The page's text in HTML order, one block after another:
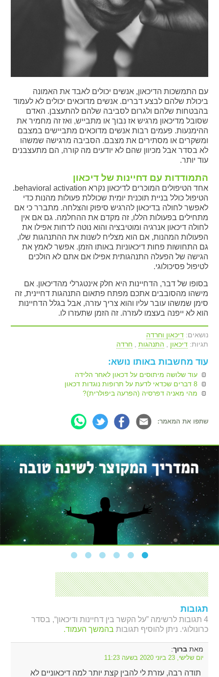
עם התמשכות הדיכאון, אנשים יכולים לאבד את האמונה
ביכולת שלהם לבצע דברים. אנשים מדוכאים יכולים לא לעמוד
בהבטחות שלהם ולגרום לסביבה שלהם להתעצבן. האדם
שסובל מדיכאון מרגיש אז נבוך או מתבייש, ואז זה מחמיר את
ההימנעות. פעמים רבות אנשים מדוכאים מתביישים במצבם
ומשקרים או מסתירים את מצבם. הסביבה מרגישה שמשהו
לא בסדר אבל מכיוון שהם לא יודעים מה קורה, הם מתעצבנים
עוד יותר.
התמודדות עם דחיינות של דיכאון
אחד הטיפולים המוכרים לדיכאון נקרא behavioral activation.
הטיפול כולל בניית תוכנית יומית שכוללת פעולות מהנות כדי
לאפשר לחולה בדיכאון להרגיש סיפוק והצלחה. מתברר כי אם
מתחילים בפעולות הללו, זה מקדם את ההחלמה. גם אם אין
לחולה דיכאון אנרגיה ומוטיבציה והוא נוטה לדחות אפילו את
הפעולות המהנות, אם הוא מצליח לשנות את ההתנהגות שלו,
גם התחושות פחות דיכאוניות באותו הזמן. אפשר לאמץ את
הגישה של הפעלה התנהגותית אפילו אם אתם לא הולכים
לטיפול פסיכולוגי.
בסופו של דבר, הדחיינות היא חלק אינטגרלי מהדיכאון. אם
מישהו מהסובבים אתכם מפתח פתאום התנהגות דחיינית, זה
סימן שמשהו עובר עליו והוא צריך עזרה, אבל בגלל הדחיינות
הוא לא ייפנה בעצמו לעזרה. זה הזמן שתעזרו לו.
נושאים:דיכאון וחרדה
תגיות:דיכאון התנהגות חרדה
עוד מחשבות באותו נושא:
עוד שלושה מיתוסים על דכאון לאחר הלידה
8 דברים שכדאי לדעת על תרופות נוגדות דכאון
מהי מאניה דפרסיה (הפרעה ביפולרית)?
שתפו את המאמר:
תגובות
4 תגובות לרשימה ”על הקשר בין דחיינות ודיכאון“, בסדר
כרונולוגי. ניתן להוסיף תגובות בהמשך העמוד.
מאתברוך:
יום שלישי, 23 ביוני 2020 בשעה 11:23
תודה רבה, עזרת לי להבין קצת יותר למה דיכאוניים לא